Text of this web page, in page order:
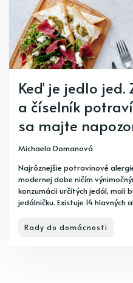
Keď je jedlo jed.
a číselník
sa majte
Michaela Domanová
Najrôznejšie potravinové
modernej dobe ničím
konzumácii určitých jedál, mali
jedálničku. Existuje 14
Rady do domácnosti